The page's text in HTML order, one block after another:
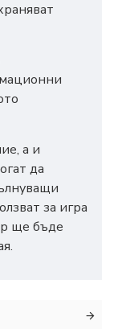
а и
да
за игра
ще бъде